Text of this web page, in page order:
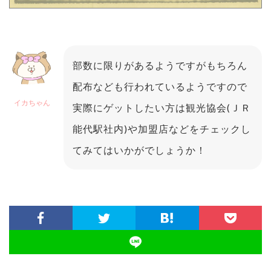
イカちゃん
部数に限りがあるようですがもちろん
配布なども行われているようですので
実際にゲットしたい方は観光協会(ＪＲ
能代駅社内)や加盟店などをチェックし
てみてはいかがでしょうか！